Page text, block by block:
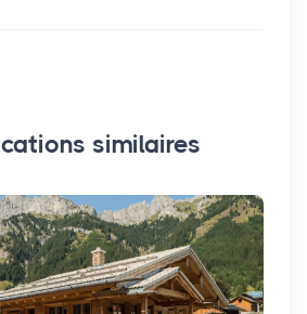
similaires